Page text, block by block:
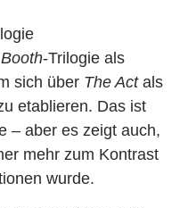
-Trilogie als
sich über The Actals
etablieren. Das ist
– aber es zeigt auch,
mehr zum Kontrast
wurde.